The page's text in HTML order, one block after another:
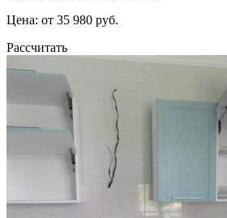
Цена: от 35 980 руб.
Рассчитать